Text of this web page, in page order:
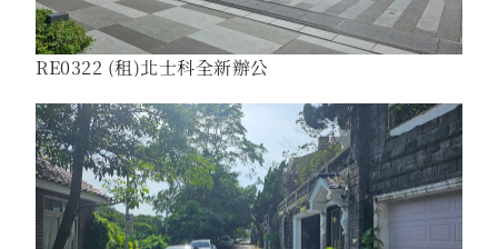
RE0322 (租)北士科全新辦公